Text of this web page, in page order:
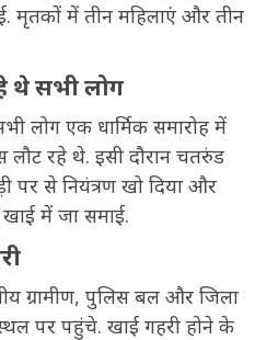
मृतकों में तीन महिलाएं और तीन
थे सभी लोग
लोग एक धार्मिक समारोह में
रहे थे. इसी दौरान चतरुंड
पर से नियंत्रण खो दिया और
में जा समाई.
ग्रामीण, पुलिस बल और जिला
पर पहुंचे. खाई गहरी होने के